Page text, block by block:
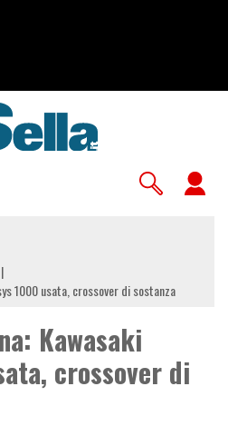
1000 usata, crossover di sostanza
Kawasaki
crossover di